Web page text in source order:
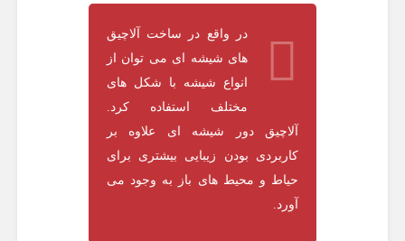
در واقع در ساخت آلاچیق
های شیشه ای می توان از
انواع شیشه با شکل های
مختلف استفاده کرد.
آلاچیق دور شیشه ای علاوه بر
کاربردی بودن زیبایی بیشتری برای
حیاط و محیط های باز به وجود می
آورد.